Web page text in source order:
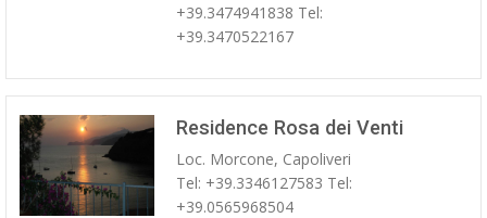
+39.3474941838 Tel:
+39.3470522167
Residence Rosa dei Venti
Loc. Morcone, Capoliveri
Tel: +39.3346127583 Tel:
+39.0565968504